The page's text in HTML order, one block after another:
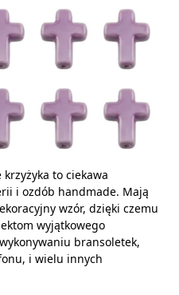
krzyżyka to ciekawa
i ozdób handmade. Mają
wzór, dzięki czemu
wyjątkowego
bransoletek,
i wielu innych